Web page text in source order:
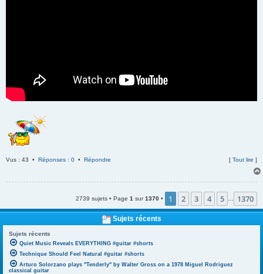
Vus : 43 • Réponses : 0 • Répondre [ Tout lire ]
2739 sujets • Page 1 sur1370 • 1 2 3 4 5 1370
Sujets récents
Sujets récents
Quiet Music Reveals EVERYTHING #guitar #shorts
Technique Should Feel Natural #guitar #shorts
Arturo Solorzano plays "Tenderly" by Walter Gross on a 1978 Miguel Rodriguez
classical guitar